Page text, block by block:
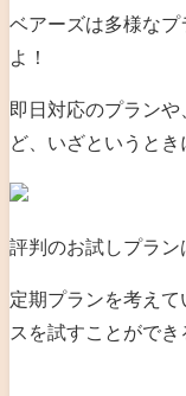
ベアーズは多様な
よ！
即日対応のプラン
ど、いざというと
評判のお試しプラン
定期プランを考え
スを試すことができ